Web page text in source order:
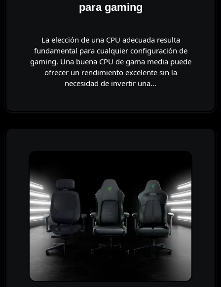
para gaming
La elección de una CPU adecuada resulta
fundamental para cualquier configuración de
gaming. Una buena CPU de gama media puede
ofrecer un rendimiento excelente sin la
necesidad de invertir una…